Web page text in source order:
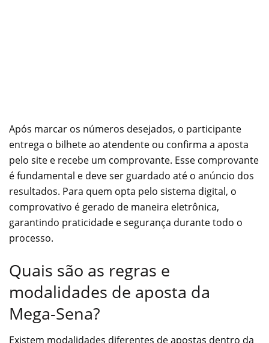
Após marcar os números desejados, o participante
entrega o bilhete ao atendente ou confirma a aposta
pelo site e recebe um comprovante. Esse comprovante
é fundamental e deve ser guardado até o anúncio dos
resultados. Para quem opta pelo sistema digital, o
comprovativo é gerado de maneira eletrônica,
garantindo praticidade e segurança durante todo o
processo.
Quais são as regras e
modalidades de aposta da
Mega-Sena?
Existem modalidades diferentes de apostas dentro da